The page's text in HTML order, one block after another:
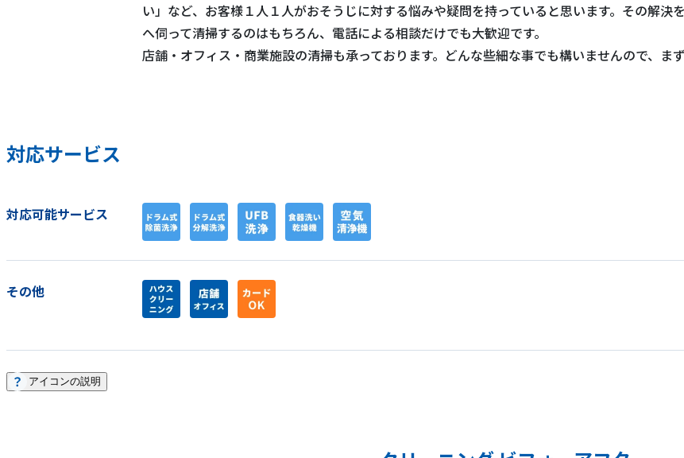
い」など、お客様１人１人がおそうじに対する悩みや疑問を持っていると思います。その解
へ伺って清掃するのはもちろん、電話による相談だけでも大歓迎です。
店舗・オフィス・商業施設の清掃も承っております。どんな些細な事でも構いませんので、ま
対応サービス
対応可能サービス
その他
アイコンの説明